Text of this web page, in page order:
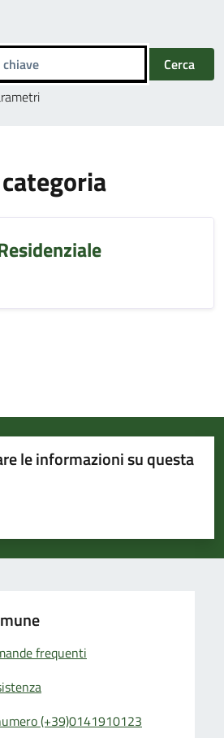
Cerca
le informazioni su questa
5 stelle su 5
su 5
su 5
frequenti
(+39)0141910123